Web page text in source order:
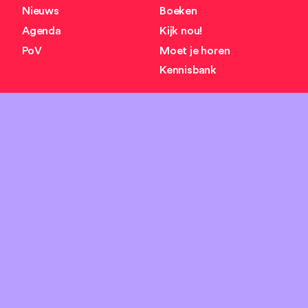
Nieuws
Agenda
PoV
Boeken
Kijk nou!
Moet je horen
Kennisbank